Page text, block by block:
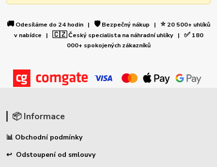
🚚 Odesíláme do 24 hodin | 🛡️Bezpečný nákup | ⭐20 500+ uhlíků
v nabídce | 🇨🇿Český specialista na náhradní uhlíky | ✅180
000+ spokojených zákazníků
📦 Informace
📊 Obchodní podmínky
↩ Odstoupení od smlouvy